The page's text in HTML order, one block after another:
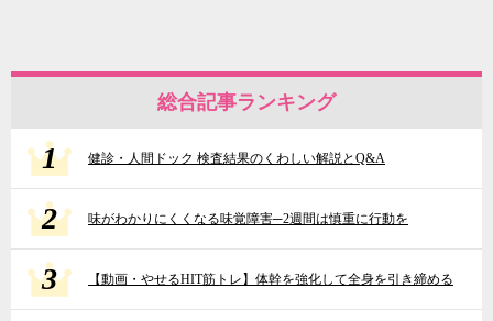
総合記事ランキング
1 健診・人間ドック 検査結果のくわしい解説とQ&A
2 味がわかりにくくなる味覚障害─2週間は慎重に行動を
3 【動画・やせるHIT筋トレ】体幹を強化して全身を引き締める